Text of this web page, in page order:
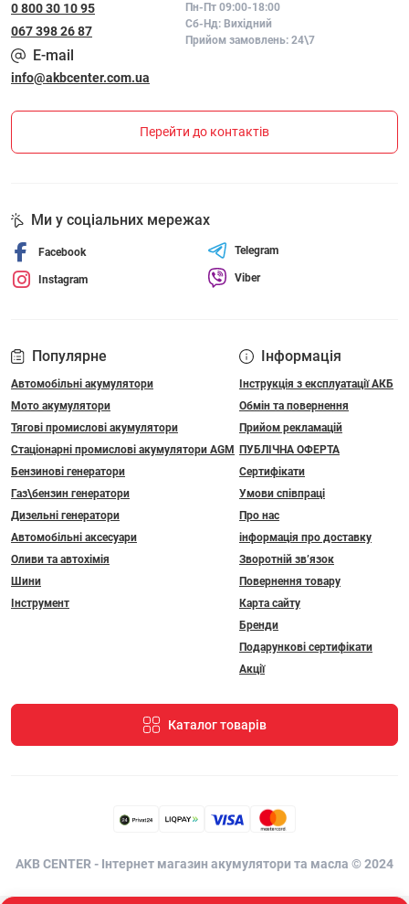
0 800 30 10 95
067 398 26 87
Пн-Пт 09:00-18:00
Сб-Нд: Вихідний
Прийом замовлень: 24\7
E-mail
info@akbcenter.com.ua
Перейти до контактів
Популярне
Автомобільні акумулятори
Мото акумулятори
Тягові промислові акумулятори
Стаціонарні промислові акумулятори АGM
Бензинові генератори
Газ\бензин генератори
Дизельні генератори
Автомобільні аксесуари
Оливи та автохімія
Шини
Інструмент
Інформація
Інструкція з експлуатації АКБ
Обмін та повернення
Прийом рекламацій
ПУБЛІЧНА ОФЕРТА
Сертифікати
Умови співпраці
Про нас
інформація про доставку
Зворотній зв’язок
Повернення товару
Карта сайту
Бренди
Подарункові сертифікати
Акції
Каталог товарів
Ми у соціальних мережах
Facebook
Instagram
Telegram
Viber
AKB CENTER - Інтернет магазин акумулятори та масла © 2024